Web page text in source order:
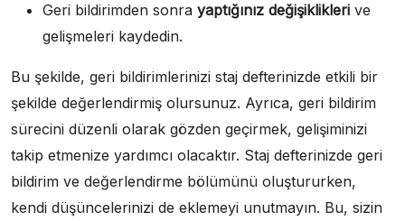
Geri bildirimden sonra yaptığınız değişiklikleri ve
gelişmeleri kaydedin.
Bu şekilde, geri bildirimlerinizi staj defterinizde etkili bir
şekilde değerlendirmiş olursunuz. Ayrıca, geri bildirim
sürecini düzenli olarak gözden geçirmek, gelişiminizi
takip etmenize yardımcı olacaktır. Staj defterinizde geri
bildirim ve değerlendirme bölümünü oluştururken,
kendi düşüncelerinizi de eklemeyi unutmayın. Bu, sizin